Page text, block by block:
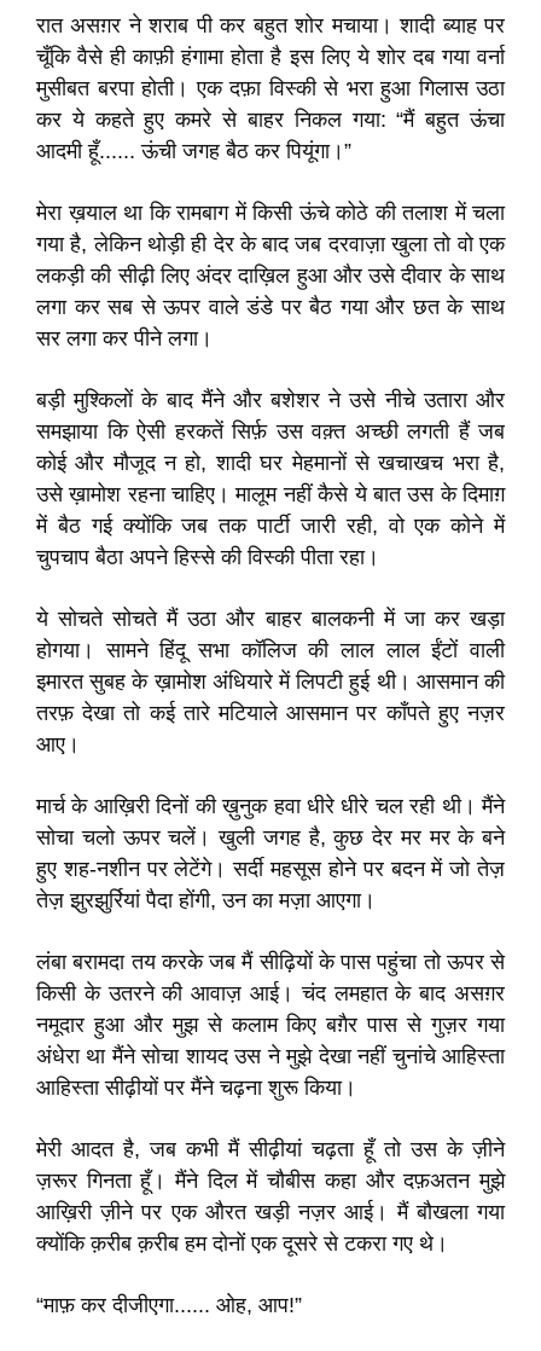
रात असग़र ने शराब पी कर बहुत शोर मचाया। शादी ब्याह पर
चूँकि वैसे ही काफ़ी हंगामा होता है इस लिए ये शोर दब गया वर्ना
मुसीबत बरपा होती। एक दफ़ा विस्की से भरा हुआ गिलास उठा
कर ये कहते हुए कमरे से बाहर निकल गया: “मैं बहुत ऊंचा
आदमी हूँ...... ऊंची जगह बैठ कर पियूंगा।”
मेरा ख़याल था कि रामबाग में किसी ऊंचे कोठे की तलाश में चला
गया है, लेकिन थोड़ी ही देर के बाद जब दरवाज़ा खुला तो वो एक
लकड़ी की सीढ़ी लिए अंदर दाख़िल हुआ और उसे दीवार के साथ
लगा कर सब से ऊपर वाले डंडे पर बैठ गया और छत के साथ
सर लगा कर पीने लगा।
बड़ी मुश्किलों के बाद मैंने और बशेशर ने उसे नीचे उतारा और
समझाया कि ऐसी हरकतें सिर्फ़ उस वक़्त अच्छी लगती हैं जब
कोई और मौजूद न हो, शादी घर मेहमानों से खचाखच भरा है,
उसे ख़ामोश रहना चाहिए। मालूम नहीं कैसे ये बात उस के दिमाग़
में बैठ गई क्योंकि जब तक पार्टी जारी रही, वो एक कोने में
चुपचाप बैठा अपने हिस्से की विस्की पीता रहा।
ये सोचते सोचते मैं उठा और बाहर बालकनी में जा कर खड़ा
होगया। सामने हिंदू सभा कॉलिज की लाल लाल ईंटों वाली
इमारत सुबह के ख़ामोश अंधियारे में लिपटी हुई थी। आसमान की
तरफ़ देखा तो कई तारे मटियाले आसमान पर काँपते हुए नज़र
आए।
मार्च के आख़िरी दिनों की ख़ुनुक हवा धीरे धीरे चल रही थी। मैंने
सोचा चलो ऊपर चलें। खुली जगह है, कुछ देर मर मर के बने
हुए शह-नशीन पर लेटेंगे। सर्दी महसूस होने पर बदन में जो तेज़
तेज़ झुरझुर्रियां पैदा होंगी, उन का मज़ा आएगा।
लंबा बरामदा तय करके जब मैं सीढ़ियों के पास पहुंचा तो ऊपर से
किसी के उतरने की आवाज़ आई। चंद लमहात के बाद असग़र
नमूदार हुआ और मुझ से कलाम किए बग़ैर पास से गुज़र गया
अंधेरा था मैंने सोचा शायद उस ने मुझे देखा नहीं चुनांचे आहिस्ता
आहिस्ता सीढ़ीयों पर मैंने चढ़ना शुरू किया।
मेरी आदत है, जब कभी मैं सीढ़ीयां चढ़ता हूँ तो उस के ज़ीने
ज़रूर गिनता हूँ। मैंने दिल में चौबीस कहा और दफ़अतन मुझे
आख़िरी ज़ीने पर एक औरत खड़ी नज़र आई। मैं बौखला गया
क्योंकि क़रीब क़रीब हम दोनों एक दूसरे से टकरा गए थे।
“माफ़ कर दीजीएगा...... ओह, आप!”